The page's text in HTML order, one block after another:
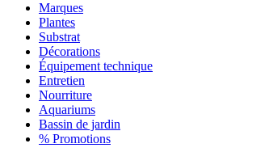
Marques
Plantes
Substrat
Décorations
Équipement technique
Entretien
Nourriture
Aquariums
Bassin de jardin
% Promotions